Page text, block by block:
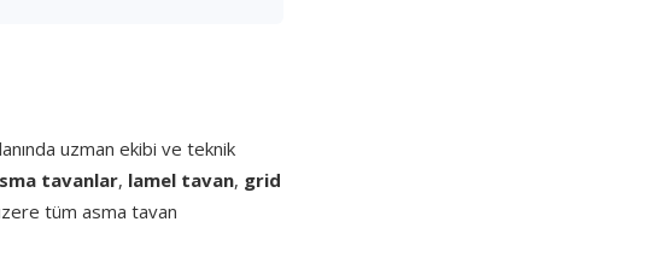
uzman ekibi ve teknik
tavanlar, lamel tavan, grid
tüm asma tavan